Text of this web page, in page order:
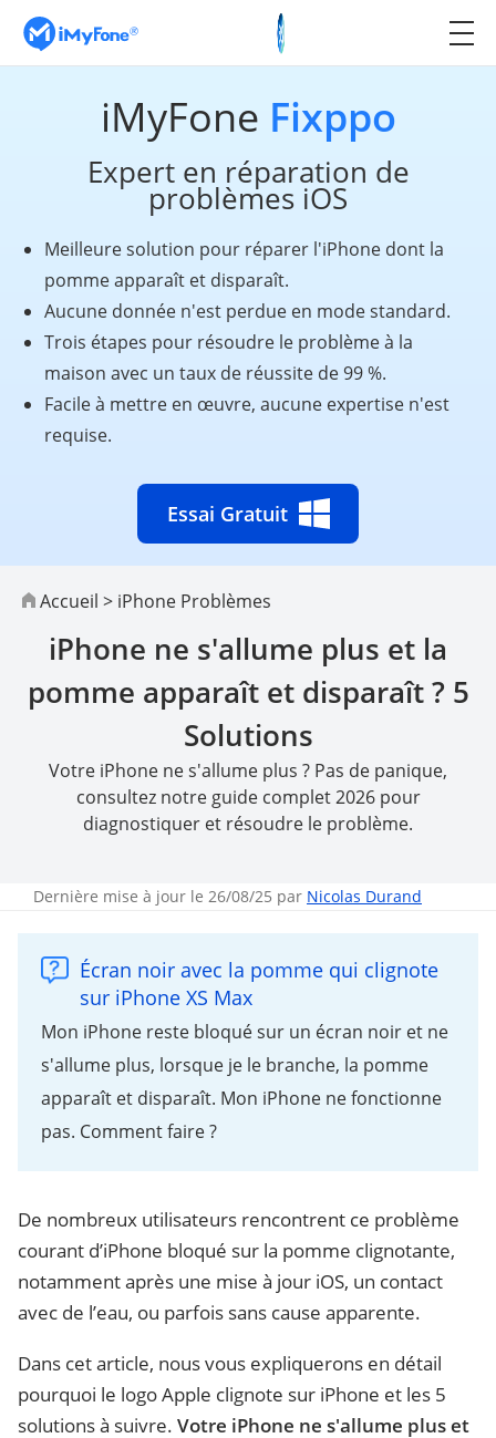
iMyFone Fixppo
Expert en réparation de
problèmes iOS
Meilleure solution pour réparer l'iPhone dont la
pomme apparaît et disparaît.
Aucune donnée n'est perdue en mode standard.
Trois étapes pour résoudre le problème à la
maison avec un taux de réussite de 99 %.
Facile à mettre en œuvre, aucune expertise n'est
requise.
Essai Gratuit
Accueil > iPhone Problèmes
iPhone ne s'allume plus et la
pomme apparaît et disparaît ? 5
Solutions
Votre iPhone ne s'allume plus ? Pas de panique,
consultez notre guide complet 2026 pour
diagnostiquer et résoudre le problème.
Dernière mise à jour le 26/08/25 par Nicolas Durand
Écran noir avec la pomme qui clignote
sur iPhone XS Max
Mon iPhone reste bloqué sur un écran noir et ne
s'allume plus, lorsque je le branche, la pomme
apparaît et disparaît. Mon iPhone ne fonctionne
pas. Comment faire ?
De nombreux utilisateurs rencontrent ce problème
courant d’iPhone bloqué sur la pomme clignotante,
notamment après une mise à jour iOS, un contact
avec de l’eau, ou parfois sans cause apparente.
Dans cet article, nous vous expliquerons en détail
pourquoi le logo Apple clignote sur iPhone et les 5
solutions à suivre. Votre iPhone ne s'allume plus et